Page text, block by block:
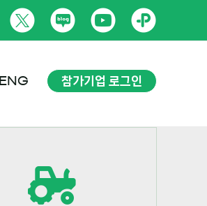
트
위
터
네
이
버
블
로
유
튜
브
카
카
오
톡
플
ENG 참가기업 로그인